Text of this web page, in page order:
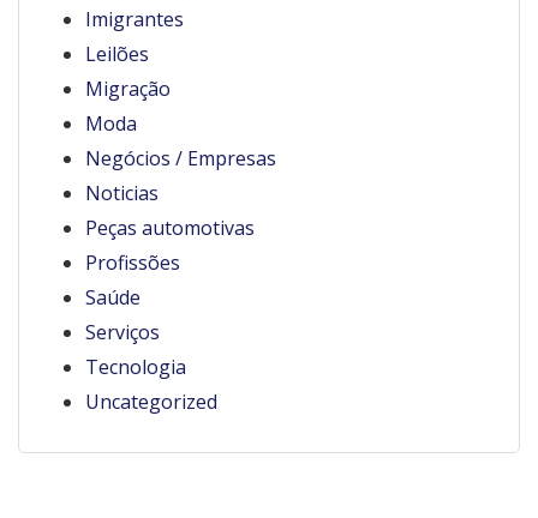
Imigrantes
Leilões
Migração
Moda
Negócios / Empresas
Noticias
Peças automotivas
Profissões
Saúde
Serviços
Tecnologia
Uncategorized